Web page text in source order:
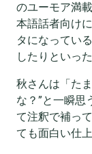
のユーモア満
本語話者向け
タになってい
したりといっ
秋さんは「た
な？”と一瞬思
て注釈で補っ
ても面白い仕